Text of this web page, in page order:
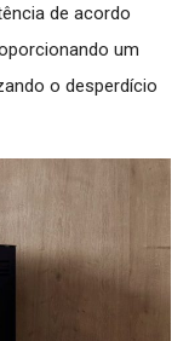
de acordo
um
o desperdício